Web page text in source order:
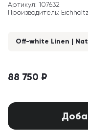
Артикул: 107632
Производитель: Eichholtz
Off-white Linen |
88 750 ₽